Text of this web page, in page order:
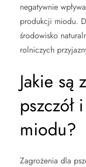
negatywnie
produkcji miodu.
środowisko
rolniczych
Jakie są
pszczół
miodu?
Zagrożenia dla